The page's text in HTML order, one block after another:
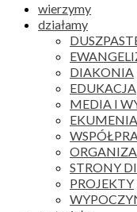
wierzymy
działamy
DIAKONIA
EDUKACJA
MEDIA I
EKUMENIA
STRONY
PROJEKTY